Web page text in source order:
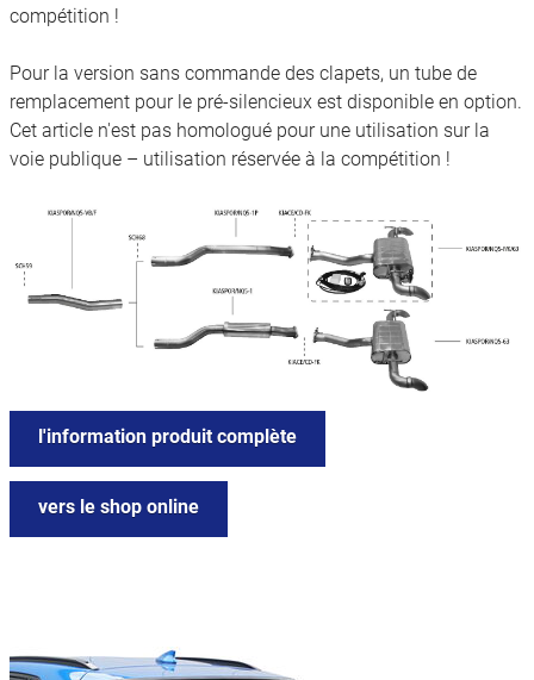
compétition !
Pour la version sans commande des clapets, un tube de
remplacement pour le pré-silencieux est disponible en option.
Cet article n'est pas homologué pour une utilisation sur la
voie publique – utilisation réservée à la compétition !
l'information produit complète
vers le shop online